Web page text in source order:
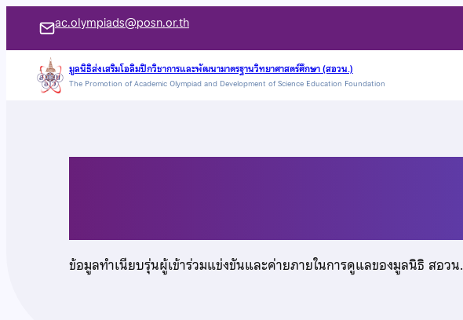
เนื้อหา
ac.olympiads@posn.or.th
มูลนิธิส่งเสริมโอลิมปิกวิชาการและพัฒนามาตรฐานวิทยาศาสตร์ศึกษา (สอวน.)
The Promotion of Academic Olympiad and Development of Science Education Foundation
ข้อมูลทำเนียบรุ่นผู้เข้าร่วมแข่งขันและค่ายภายในการดูแลของมูลนิธิ สอวน.